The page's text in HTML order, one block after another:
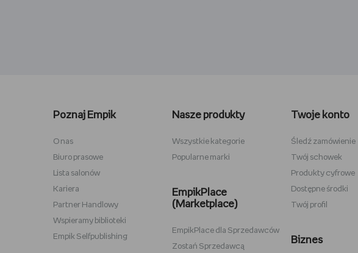
Karta podarunkowa Steam
Lampki do czytania
Antyramy
Tablety dla dzieci
Zestawy do szkicowania
Poznaj Empik
O nas
Biuro prasowe
Lista salonów
Kariera
Partner Handlowy
Wspieramy biblioteki
Empik Selfpublishing
Nasze produkty
Wszystkie kategorie
Popularne marki
EmpikPlace
(Marketplace)
EmpikPlace dla Sprzedawców
Zostań Sprzedawcą
Twoje konto
Śledź zamówienie
Twój schowek
Produkty cyfrowe
Dostępne środki
Twój profil
Biznes